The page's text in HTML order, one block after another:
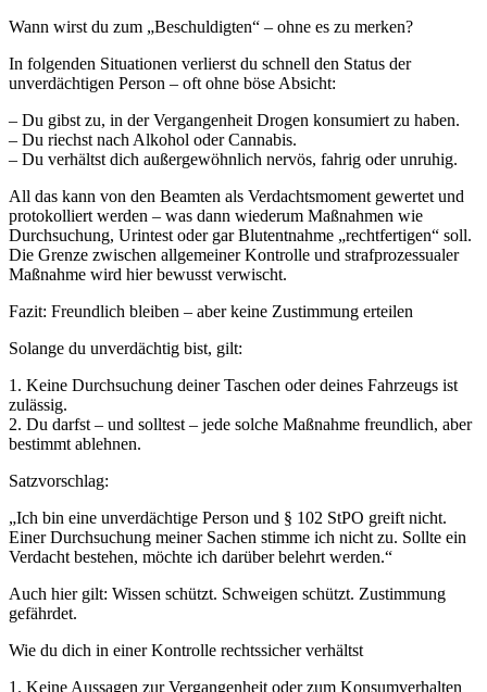
Wann wirst du zum „Beschuldigten“ – ohne es zu merken?
In folgenden Situationen verlierst du schnell den Status der
unverdächtigen Person – oft ohne böse Absicht:
– Du gibst zu, in der Vergangenheit Drogen konsumiert zu haben.
– Du riechst nach Alkohol oder Cannabis.
– Du verhältst dich außergewöhnlich nervös, fahrig oder unruhig.
All das kann von den Beamten als Verdachtsmoment gewertet und
protokolliert werden – was dann wiederum Maßnahmen wie
Durchsuchung, Urintest oder gar Blutentnahme „rechtfertigen“ soll.
Die Grenze zwischen allgemeiner Kontrolle und strafprozessualer
Maßnahme wird hier bewusst verwischt.
Fazit: Freundlich bleiben – aber keine Zustimmung erteilen
Solange du unverdächtig bist, gilt:
1. Keine Durchsuchung deiner Taschen oder deines Fahrzeugs ist
zulässig.
2. Du darfst – und solltest – jede solche Maßnahme freundlich, aber
bestimmt ablehnen.
Satzvorschlag:
„Ich bin eine unverdächtige Person und § 102 StPO greift nicht.
Einer Durchsuchung meiner Sachen stimme ich nicht zu. Sollte ein
Verdacht bestehen, möchte ich darüber belehrt werden.“
Auch hier gilt: Wissen schützt. Schweigen schützt. Zustimmung
gefährdet.
Wie du dich in einer Kontrolle rechtssicher verhältst
1. Keine Aussagen zur Vergangenheit oder zum Konsumverhalten